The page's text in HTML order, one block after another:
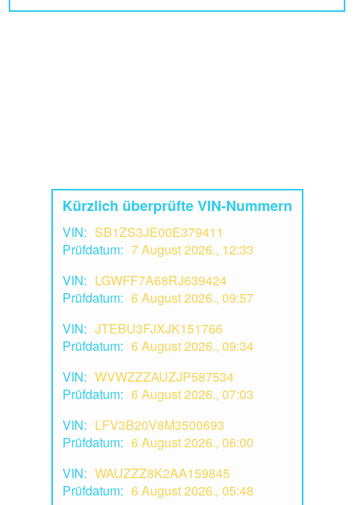
Kürzlich überprüfte VIN-Nummern
VIN: SB1ZS3JE00E379411
Prüfdatum: 7 August 2026., 12:33
VIN: LGWFF7A68RJ639424
Prüfdatum: 6 August 2026., 09:57
VIN: JTEBU3FJXJK151766
Prüfdatum: 6 August 2026., 09:34
VIN: WVWZZZAUZJP587534
Prüfdatum: 6 August 2026., 07:03
VIN: LFV3B20V8M3500693
Prüfdatum: 6 August 2026., 06:00
VIN: WAUZZZ8K2AA159845
Prüfdatum: 6 August 2026., 05:48